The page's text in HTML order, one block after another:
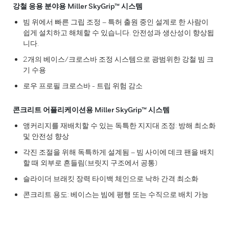
강철 응용 분야용 Miller SkyGrip™ 시스템
빔 위에서 빠른 그립 조정 – 특허 출원 중인 설계로 한 사람이
쉽게 설치하고 해체할 수 있습니다. 안전성과 생산성이 향상됩
니다.
2개의 베이스/크로스바 조정 시스템으로 광범위한 강철 빔 크
기 수용
로우 프로필 크로스바 - 트립 위험 감소
콘크리트 어플리케이션용 Miller SkyGrip™ 시스템
앵커리지를 재배치할 수 있는 독특한 지지대 조정: 방해 최소화
및 안전성 향상
각진 조절을 위해 독특하게 설계됨 – 빔 사이에 데크 팬을 배치
할 때 외부로 흔들림(브릿지 구조에서 공통)
슬라이더 브래킷 장력 타이백 체인으로 낙하 간격 최소화
콘크리트 용도: 베이스는 빔에 평행 또는 수직으로 배치 가능